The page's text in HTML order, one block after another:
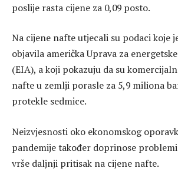
poslije rasta cijene za 0,09 posto.
Na cijene nafte utjecali su podaci koje
objavila američka Uprava za
(EIA), a koji pokazuju da su
nafte u zemlji porasle za 5,9 miliona
protekle sedmice.
Neizvjesnosti oko ekonomskog
pandemije također doprinose
vrše daljnji pritisak na cijene nafte.